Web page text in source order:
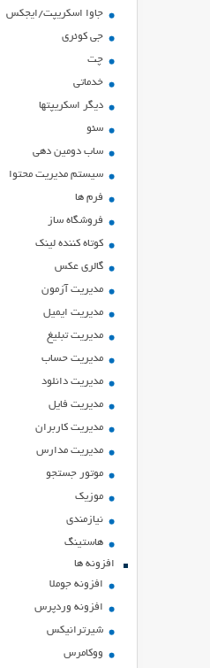
جاوا اسکریپت/ایجکس
جی کوئری
چت
خدماتی
ديگر اسكريپتها
سئو
ساب دومین دهی
سیستم مدیریت محتوا
فرم ها
فروشگاه ساز
کوتاه کننده لینک
گالری عکس
مدیریت آزمون
مدیریت ایمیل
مدیریت تبلیغ
مدیریت حساب
مدیریت دانلود
مدیریت فایل
مدیریت کاربران
مدیریت مدارس
موتور جستجو
موزیک
نیازمندی
هاستينگ
افزونه ها
افزونه جوملا
افزونه وردپرس
شیرترانیکس
ووکامرس